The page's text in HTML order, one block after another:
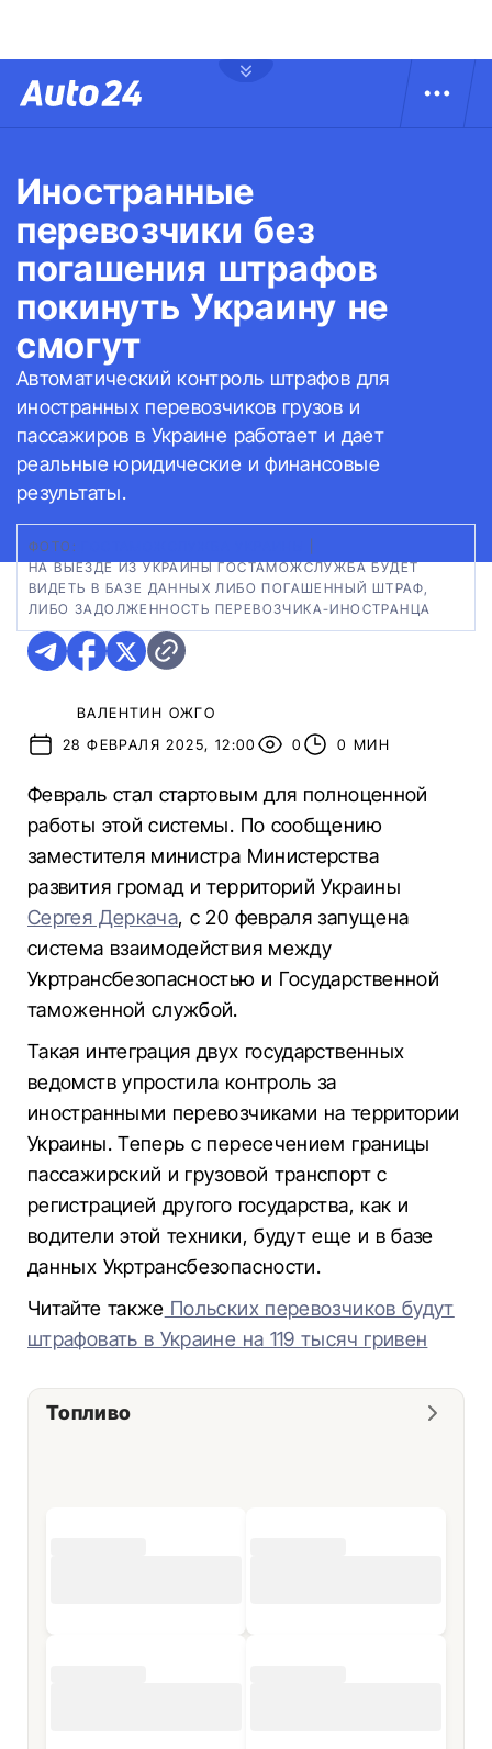
Иностранные
перевозчики без
погашения штрафов
покинуть Украину не
смогут
Автоматический контроль штрафов для
иностранных перевозчиков грузов и
пассажиров в Украине работает и дает
реальные юридические и финансовые
результаты.
ФОТО:
НА ВЫЕЗДЕ ИЗ УКРАИНЫ ГОСТАМОЖСЛУЖБА БУДЕТ
ВИДЕТЬ В БАЗЕ ДАННЫХ ЛИБО ПОГАШЕННЫЙ ШТРАФ,
ЛИБО ЗАДОЛЖЕННОСТЬ ПЕРЕВОЗЧИКА-ИНОСТРАНЦА
ВАЛЕНТИН ОЖГО
28 ФЕВРАЛЯ 2025, 12:00
0 0 МИН
Февраль стал стартовым для полноценной
работы этой системы. По сообщению
заместителя министра Министерства
развития громад и территорий Украины
Сергея Деркача, с 20 февраля запущена
система взаимодействия между
Укртрансбезопасностью и Государственной
таможенной службой.
Такая интеграция двух государственных
ведомств упростила контроль за
иностранными перевозчиками на территории
Украины. Теперь с пересечением границы
пассажирский и грузовой транспорт с
регистрацией другого государства, как и
водители этой техники, будут еще и в базе
данных Укртрансбезопасности.
Читайте также Польских перевозчиков будут
штрафовать в Украине на 119 тысяч гривен
Топливо